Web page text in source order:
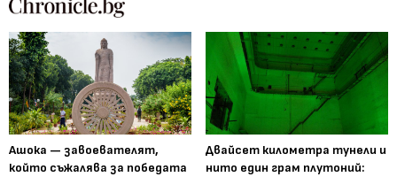
Ашока — завоевателят,
който съжалява за победата
Двайсет километра тунели и
нито един грам плутоний: